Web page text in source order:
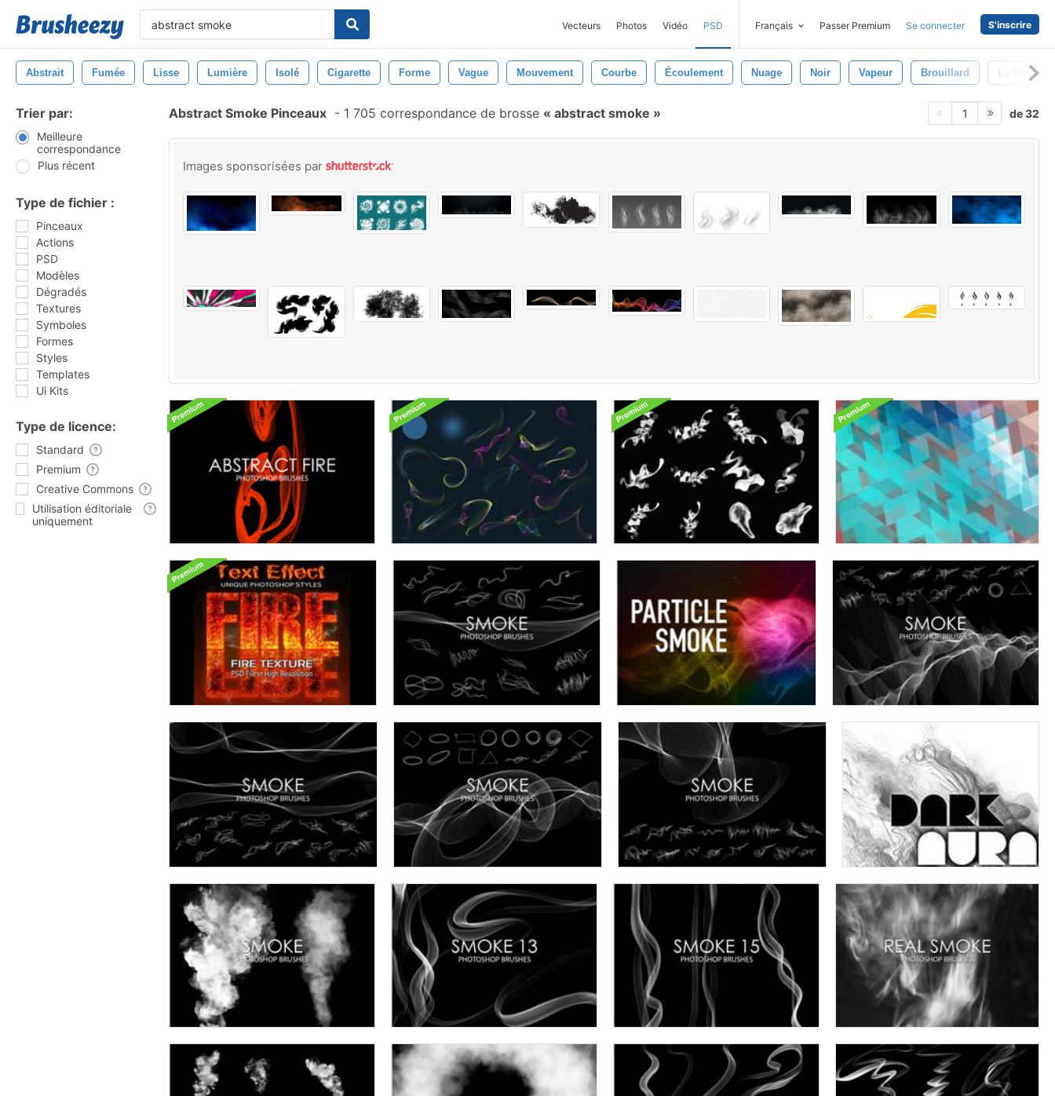
Vecteurs Photos Vidéo PSD Français Passer Premium Se connecter S'inscrire
Abstrait Fumée Lisse Lumière Isolé Cigarette Forme Vague Mouvement Courbe Écoulement Nuage Noir Vapeur Brouillard La Magie
Trier par:
Meilleure
correspondance
Plus récent
Type de fichier :
Pinceaux
Actions
PSD
Modèles
Dégradés
Textures
Symboles
Formes
Styles
Templates
Ui Kits
Type de licence:
Standard
Premium
Creative Commons
Utilisation éditoriale
uniquement
Abstract Smoke Pinceaux - 1 705 correspondance de brosse abstract smoke 1 de 32
Images sponsorisées par